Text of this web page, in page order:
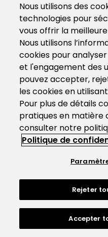
Nous utilisons des
technologies pour
vous offrir la
Nous utilisons
cookies pour
et l'engagement des
pouvez accepter,
les cookies en
Pour plus de détails
pratiques en matière
consulter notre
Politique de
Rejeter
Accepter